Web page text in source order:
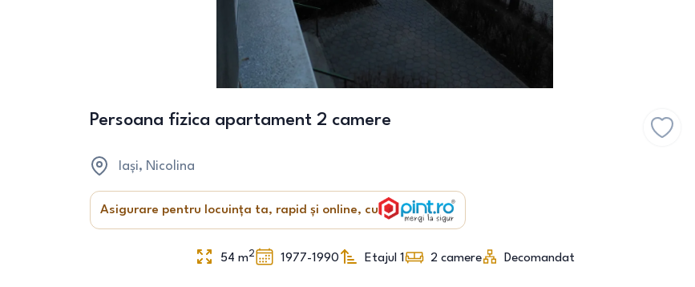
Persoana fizica apartament 2 camere
Iași, Nicolina
Asigurare pentru locuința ta, rapid și online, cu
54 m2 1977-1990 Etajul 1 2 camere Decomandat